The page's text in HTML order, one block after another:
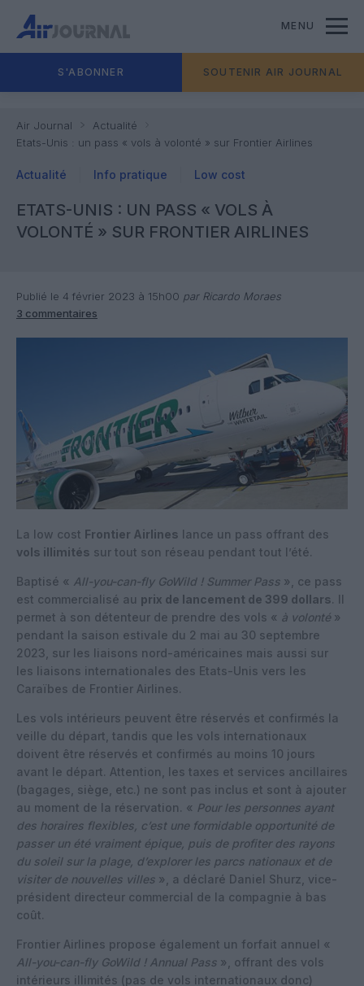
MENU
S'ABONNER SOUTENIR AIR JOURNAL
Air Journal
Actualité
Etats-Unis : un pass « vols à volonté » sur Frontier Airlines
Actualité Info pratique Low cost
ETATS-UNIS : UN PASS « VOLS À
VOLONTÉ » SUR FRONTIER AIRLINES
Publié le 4 février 2023 à 15h00 par Ricardo Moraes
3 commentaires
La low cost Frontier Airlines lance un pass offrant des
vols illimités sur tout son réseau pendant tout l’été.
Baptisé « All-you-can-fly GoWild ! Summer Pass », ce pass
est commercialisé au prix de lancement de 399 dollars. Il
permet à son détenteur de prendre des vols « à volonté »
pendant la saison estivale du 2 mai au 30 septembre
2023, sur les liaisons nord-américaines mais aussi sur
les liaisons internationales des Etats-Unis vers les
Caraïbes de Frontier Airlines.
Les vols intérieurs peuvent être réservés et confirmés la
veille du départ, tandis que les vols internationaux
doivent être réservés et confirmés au moins 10 jours
avant le départ. Attention, les taxes et services ancillaires
(bagages, siège, etc.) ne sont pas inclus et sont à ajouter
au moment de la réservation. « Pour les personnes ayant
des horaires flexibles, c’est une formidable opportunité de
passer un été vraiment épique, puis de profiter des rayons
du soleil sur la plage, d’explorer les parcs nationaux et de
visiter de nouvelles villes », a déclaré Daniel Shurz, vice-
président directeur commercial de la compagnie à bas
coût.
Frontier Airlines propose également un forfait annuel «
All-you-can-fly GoWild ! Annual Pass », offrant des vols
intérieurs illimités (pas de vols internationaux donc)